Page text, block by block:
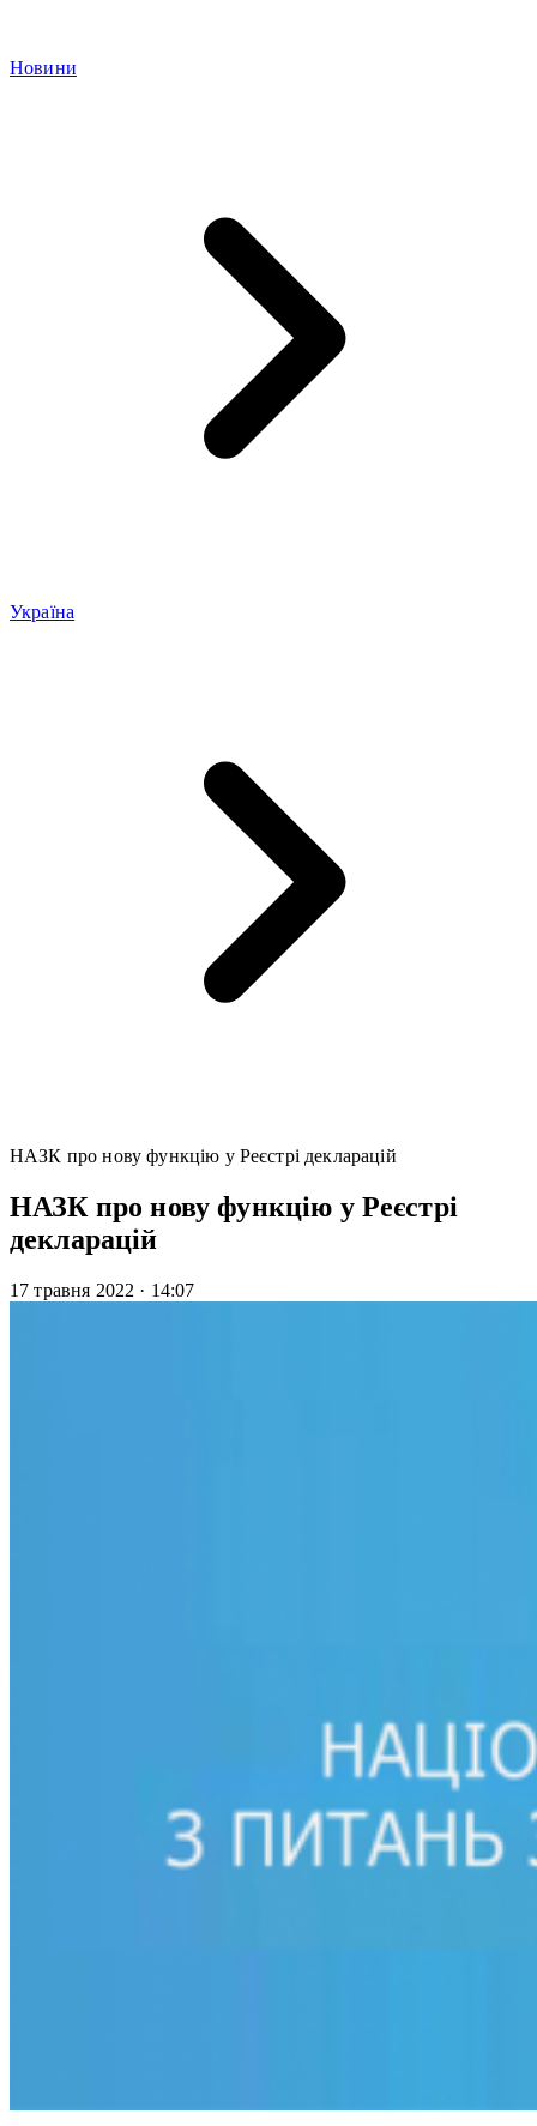
Новини
Україна
НАЗК про нову функцію у Реєстрі декларацій
НАЗК про нову функцію у Реєстрі
декларацій
17 травня 2022 · 14:07